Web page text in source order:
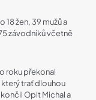
18 žen, 39 mužů a
závodníků včetně
roku překonal
který trať dlouhou
Oplt Michal a